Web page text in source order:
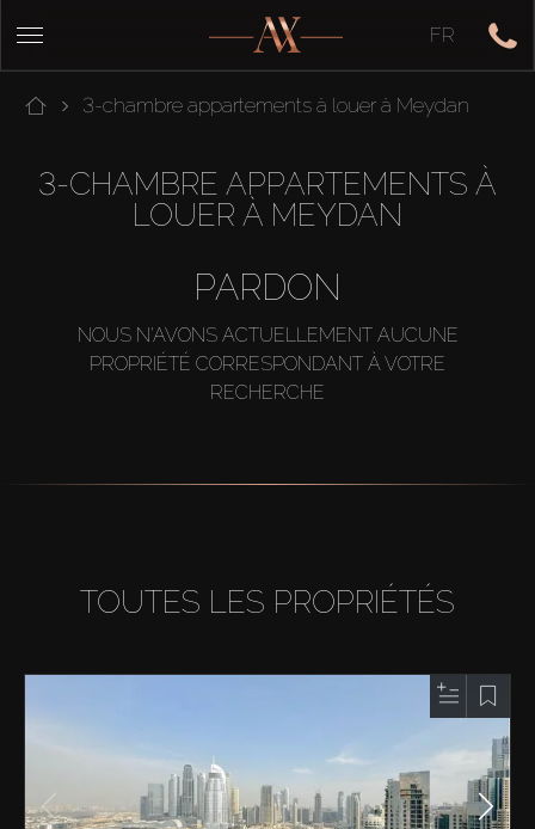
FR
3-chambre appartements à louer à Meydan
3-CHAMBRE APPARTEMENTS À
LOUER À MEYDAN
PARDON
NOUS N'AVONS ACTUELLEMENT AUCUNE
PROPRIÉTÉ CORRESPONDANT À VOTRE
RECHERCHE
TOUTES LES PROPRIÉTÉS